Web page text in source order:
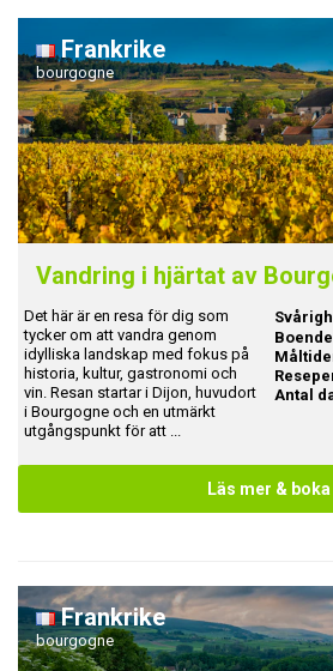
Frankrike
bourgogne
Vandring i hjärtat av
Det här är en resa för dig som
tycker om att vandra genom
idylliska landskap med fokus på
historia, kultur, gastronomi och
vin. Resan startar i Dijon, huvudort
i Bourgogne och en utmärkt
utgångspunkt för att ...
Boende
Antal
Läs mer & boka
Frankrike
bourgogne